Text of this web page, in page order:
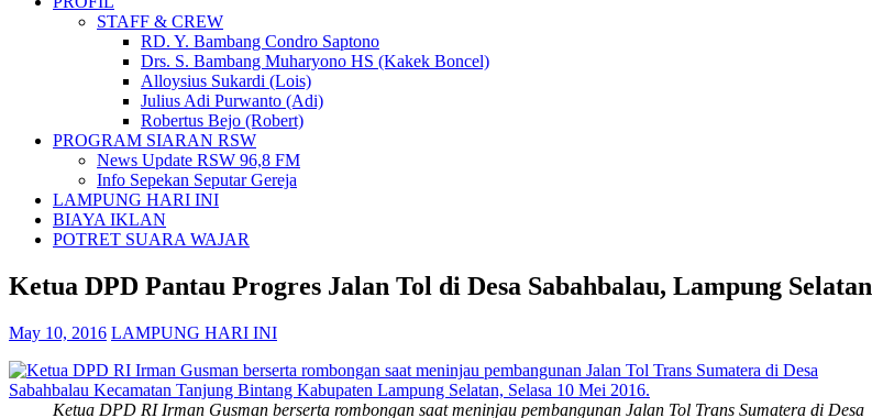
STAFF & CREW
RD. Y. Bambang Condro Saptono
Drs. S. Bambang Muharyono HS (Kakek Boncel)
Alloysius Sukardi (Lois)
Julius Adi Purwanto (Adi)
Robertus Bejo (Robert)
PROGRAM SIARAN RSW
News Update RSW 96,8 FM
Info Sepekan Seputar Gereja
LAMPUNG HARI INI
BIAYA IKLAN
POTRET SUARA WAJAR
Ketua DPD Pantau Progres Jalan Tol di Desa Sabahbalau, Lampung Selatan
May 10, 2016 LAMPUNG HARI INI
Ketua DPD RI Irman Gusman berserta rombongan saat meninjau pembangunan Jalan Tol Trans Sumatera di Desa